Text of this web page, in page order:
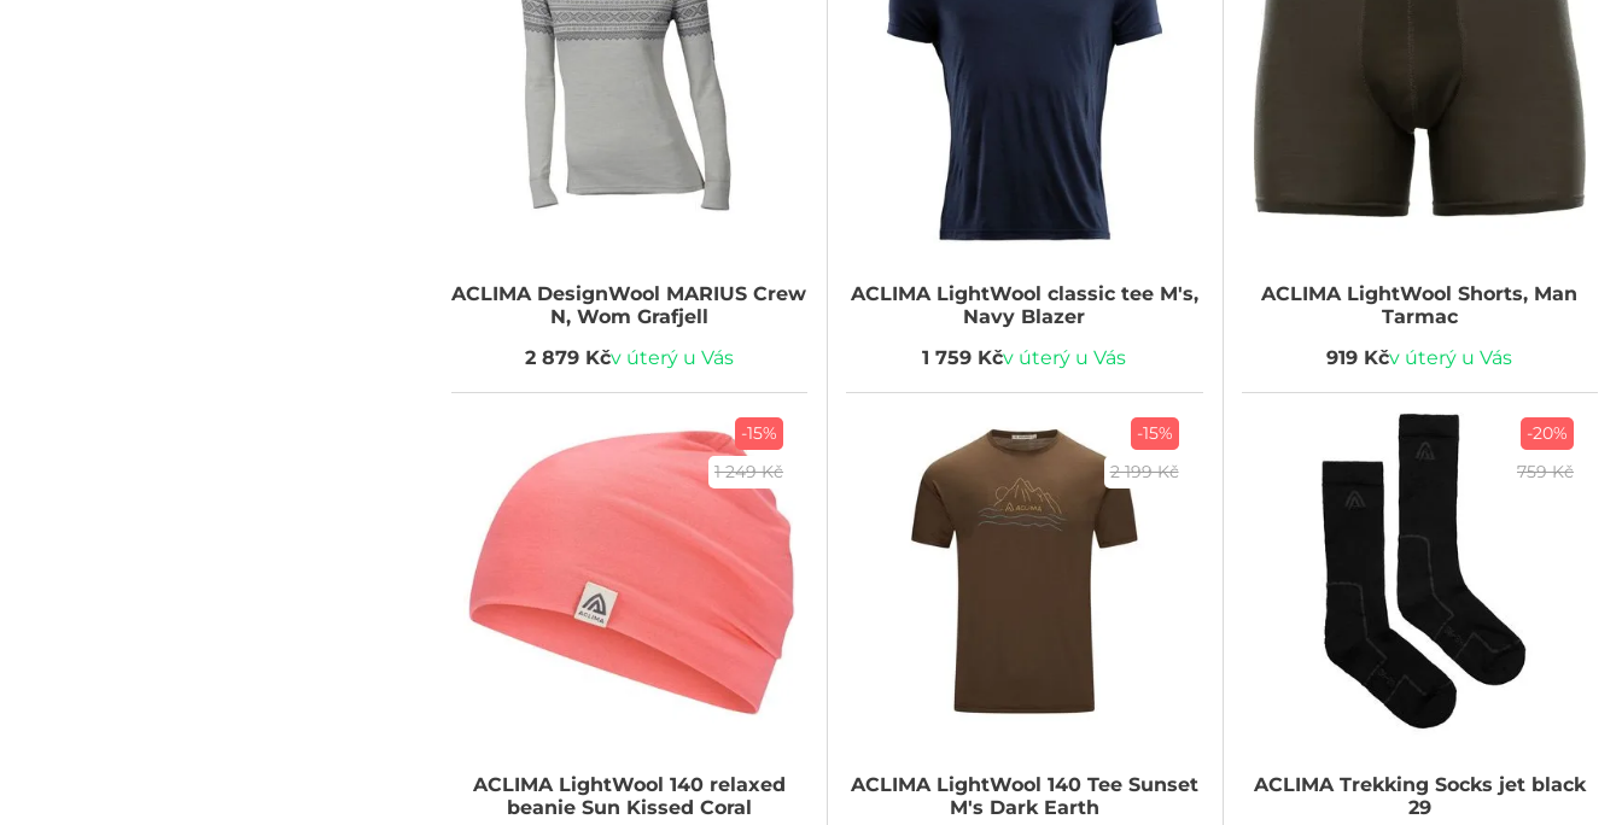
ACLIMA DesignWool MARIUS Crew
N, Wom Grafjell
2 879 Kčv úterý u Vás
ACLIMALightWool classic tee M's,
Navy Blazer
1 759 Kčv úterý u Vás
ACLIMA LightWool Shorts, Man
Tarmac
919 Kčv úterý u Vás
-15%
1 249 Kč
ACLIMALightWool 140 relaxed
beanie Sun Kissed Coral
-15%
2 199 Kč
ACLIMALightWool 140 Tee Sunset
M's Dark Earth
-20%
759 Kč
ACLIMATrekking Socks jet black
29